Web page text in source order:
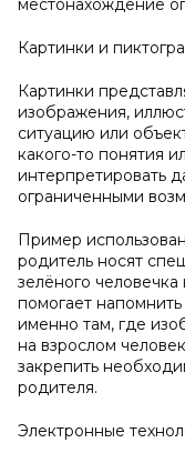
местонахождение
Картинки и
Картинки
изображения,
ситуацию или
какого-то понятия
интерпретировать
ограниченными
Пример
родитель носят
зелёного
помогает
именно там, где
на взрослом
закрепить
родителя.
Электронные